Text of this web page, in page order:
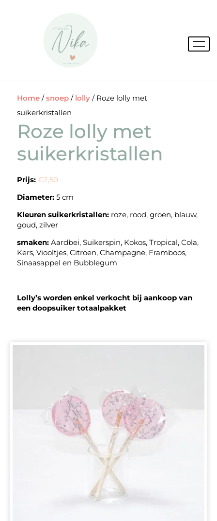
Home /snoep / lolly / Roze lolly met
suikerkristallen
Roze lolly met
suikerkristallen
Prijs: €2,50
Diameter: 5 cm
Kleuren suikerkristallen: roze, rood, groen, blauw,
goud, zilver
smaken: Aardbei, Suikerspin, Kokos, Tropical, Cola,
Kers, Viooltjes, Citroen, Champagne, Framboos,
Sinaasappel en Bubblegum
Lolly’s worden enkel verkocht bij aankoop van
een doopsuiker totaalpakket